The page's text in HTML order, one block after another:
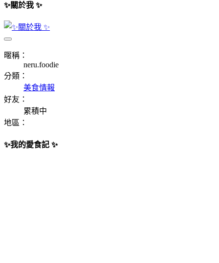
✨關於我 ✨
暱稱：
neru.foodie
分類：
美食情報
好友：
累積中
地區：
✨我的愛食記 ✨